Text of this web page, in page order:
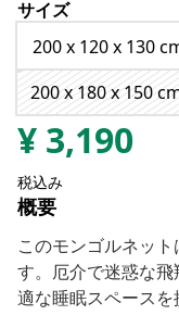
サイズ
200 x 120 x 130
200 x 180 x 150
¥ 3,190
税込み
概要
このモンゴルネッ
す。厄介で迷惑な
適な睡眠スペースを